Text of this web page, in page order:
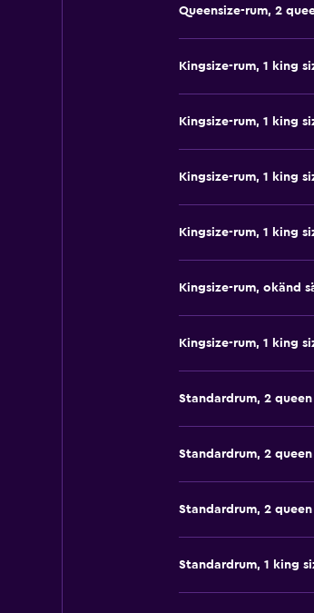
Queensize-rum, 2
Kingsize-rum, 1 king
Kingsize-rum, 1 king
Kingsize-rum, 1 king
Kingsize-rum, 1 king
Kingsize-rum, okänd
Kingsize-rum, 1 king
Standardrum, 2 queen
Standardrum, 2 queen
Standardrum, 2 queen
Standardrum, 1 king